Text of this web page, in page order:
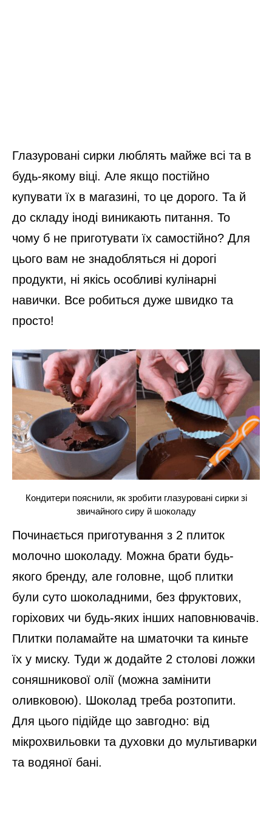
Глазуровані сирки люблять майже всі та в
будь-якому віці. Але якщо постійно
купувати їх в магазині, то це дорого. Та й
до складу іноді виникають питання. То
чому б не приготувати їх самостійно? Для
цього вам не знадобляться ні дорогі
продукти, ні якісь особливі кулінарні
навички. Все робиться дуже швидко та
просто!
Кондитери пояснили, як зробити глазуровані сирки зі
звичайного сиру й шоколаду
Починається приготування з 2 плиток
молочно шоколаду. Можна брати будь-
якого бренду, але головне, щоб плитки
були суто шоколадними, без фруктових,
горіхових чи будь-яких інших наповнювачів.
Плитки поламайте на шматочки та киньте
їх у миску. Туди ж додайте 2 столові ложки
соняшникової олії (можна замінити
оливковою). Шоколад треба розтопити.
Для цього підійде що завгодно: від
мікрохвильовки та духовки до мультиварки
та водяної бані.